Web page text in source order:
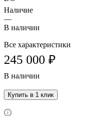
Наличие
—
В наличии
Все характеристики
245 000 ₽
В наличии
Купить в 1 клик